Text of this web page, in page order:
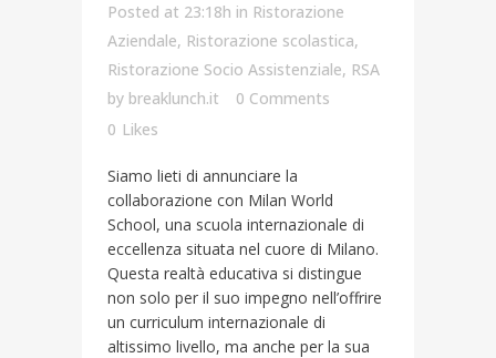
Posted at 23:18h in Ristorazione
Aziendale, Ristorazione scolastica,
Ristorazione Socio Assistenziale, RSA
by breaklunch.it
0 Comments
0 Likes
Siamo lieti di annunciare la
collaborazione con Milan World
School, una scuola internazionale di
eccellenza situata nel cuore di Milano.
Questa realtà educativa si distingue
non solo per il suo impegno nell’offrire
un curriculum internazionale di
altissimo livello, ma anche per la sua